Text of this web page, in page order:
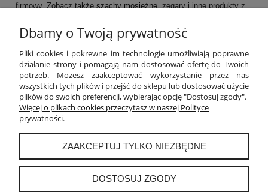
firmowy. Zobacz także szachy mosiężne , zegary i inne produkty z
POMOC
MOJE KONTO
PŁATNOŚCI I DOSTAWA
INFORMACJE
Dbamy o Twoją prywatność
Pliki cookies i pokrewne im technologie umożliwiają poprawne
działanie strony i pomagają nam dostosować ofertę do Twoich
potrzeb. Możesz zaakceptować wykorzystanie przez nas
wszystkich tych plików i przejść do sklepu lub dostosować użycie
plików do swoich preferencji, wybierając opcję "Dostosuj zgody".
Więcej o plikach cookies przeczytasz w naszej Polityce
prywatności.
ZAAKCEPTUJ TYLKO NIEZBĘDNE
DOSTOSUJ ZGODY